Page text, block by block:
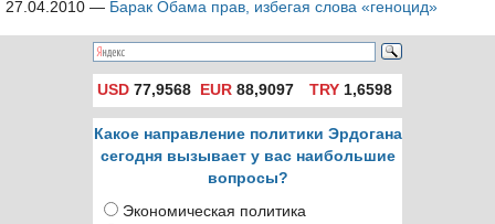
27.04.2010 — Барак Обама прав, избегая слова «геноцид»
USD 77,9568 EUR 88,9097 TRY1,6598
Какое направление политики Эрдогана
сегодня вызывает у вас наибольшие
вопросы?
Экономическая политика